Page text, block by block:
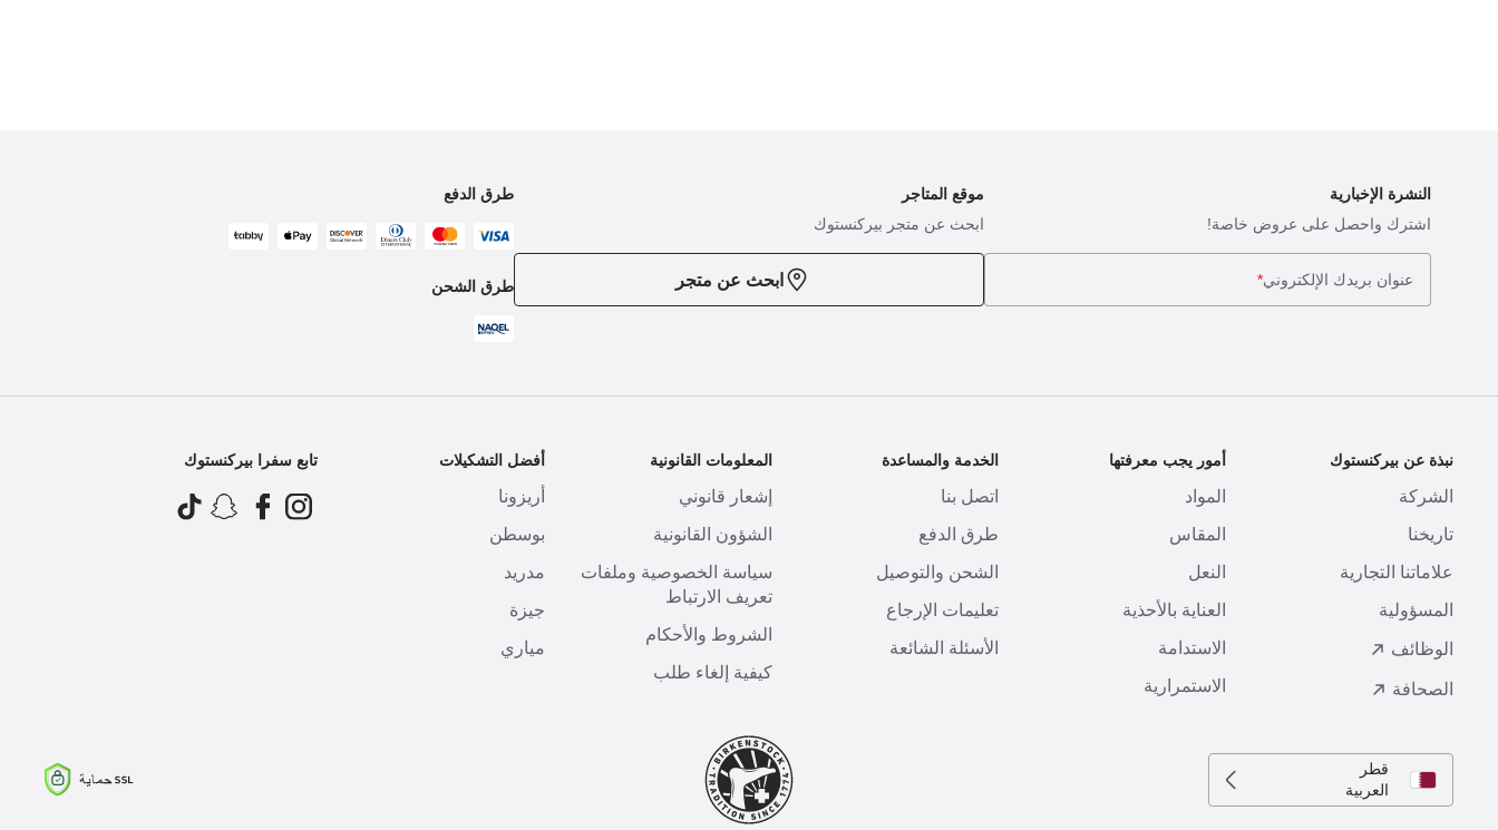
النشرة الإخبارية
اشترك واحصل على عروض خاصة!
عنوان بريدك الإلكتروني*
موقع المتاجر
ابحث عن متجر بيركنستوك
ابحث عن متجر
طرق الدفع
طرق الشحن
نبذة عن بيركنستوك
الشركة
تاريخنا
علاماتنا التجارية
المسؤولية
الوظائف
الصحافة
أمور يجب معرفتها
المواد
المقاس
النعل
العناية بالأحذية
الاستدامة
الاستمرارية
الخدمة والمساعدة
اتصل بنا
طرق الدفع
الشحن والتوصيل
تعليمات الإرجاع
الأسئلة الشائعة
المعلومات القانونية
إشعار قانوني
الشؤون القانونية
سياسة الخصوصية وملفات
تعريف الارتباط
الشروط والأحكام
كيفية إلغاء طلب
أفضل التشكيلات
أريزونا
بوسطن
مدريد
جيزة
مياري
تابع سفرا بيركنستوك
قطر
العربية